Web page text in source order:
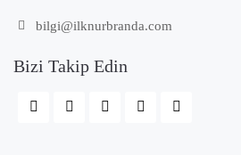
bilgi@ilknurbranda.com
Bizi Takip Edin